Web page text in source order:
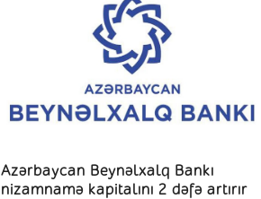
Azərbaycan Beynəlxalq Bankı
nizamnamə kapitalını 2 dəfə artırır